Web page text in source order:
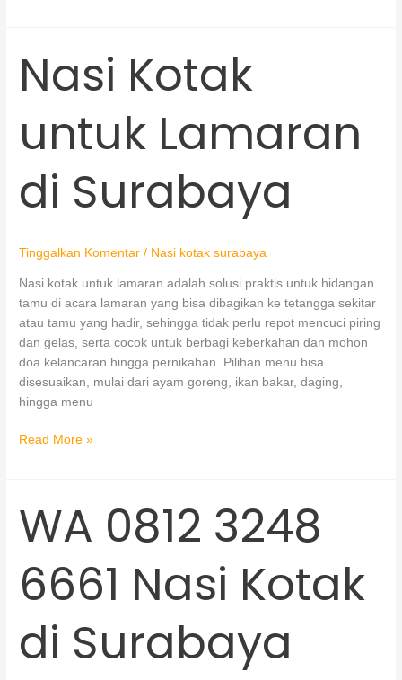
Nasi Kotak
untuk Lamaran
di Surabaya
Tinggalkan Komentar / Nasi kotak surabaya
Nasi kotak untuk lamaran adalah solusi praktis untuk hidangan
tamu di acara lamaran yang bisa dibagikan ke tetangga sekitar
atau tamu yang hadir, sehingga tidak perlu repot mencuci piring
dan gelas, serta cocok untuk berbagi keberkahan dan mohon
doa kelancaran hingga pernikahan. Pilihan menu bisa
disesuaikan, mulai dari ayam goreng, ikan bakar, daging,
hingga menu
Kotak
untuk
Read More »
WA 0812 3248
6661 Nasi Kotak
di Surabaya
0812
3248
6661
Nasi
Surabaya